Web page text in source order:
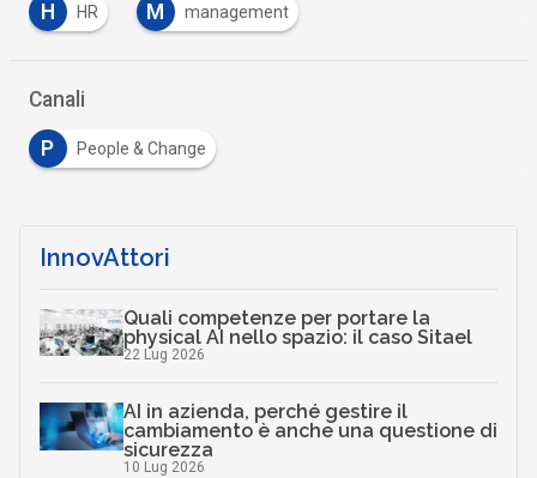
H HR M management
Canali
P People & Change
InnovAttori
Quali competenze per portare la
physical AI nello spazio: il caso Sitael
22 Lug 2026
AI in azienda, perché gestire il
cambiamento è anche una questione di
sicurezza
10 Lug 2026